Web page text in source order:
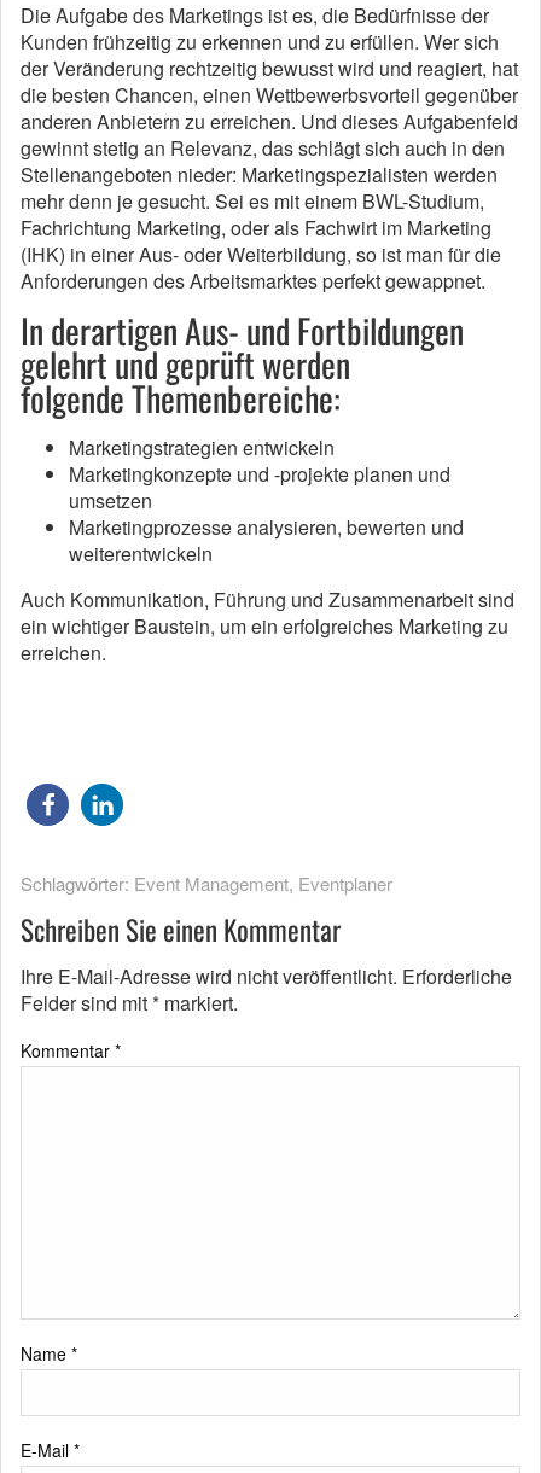
Die Aufgabe des Marketings ist es, die Bedürfnisse der
Kunden frühzeitig zu erkennen und zu erfüllen. Wer sich
der Veränderung rechtzeitig bewusst wird und reagiert, hat
die besten Chancen, einen Wettbewerbsvorteil gegenüber
anderen Anbietern zu erreichen. Und dieses Aufgabenfeld
gewinnt stetig an Relevanz, das schlägt sich auch in den
Stellenangeboten nieder: Marketingspezialisten werden
mehr denn je gesucht. Sei es mit einem BWL-Studium,
Fachrichtung Marketing, oder als Fachwirt im Marketing
(IHK) in einer Aus- oder Weiterbildung, so ist man für die
Anforderungen des Arbeitsmarktes perfekt gewappnet.
In derartigen Aus- und Fortbildungen
gelehrt und geprüft werden
folgende Themenbereiche:
Marketingstrategien entwickeln
Marketingkonzepte und -projekte planen und
umsetzen
Marketingprozesse analysieren, bewerten und
weiterentwickeln
Auch Kommunikation, Führung und Zusammenarbeit sind
ein wichtiger Baustein, um ein erfolgreiches Marketing zu
erreichen.
Schlagwörter: Event Management, Eventplaner
Schreiben Sie einen Kommentar
Ihre E-Mail-Adresse wird nicht veröffentlicht. Erforderliche
Felder sind mit* markiert.
Kommentar *
Name *
E-Mail *